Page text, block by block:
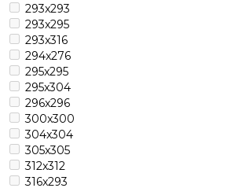
293x293
293x295
293x316
294x276
295x295
295x304
296x296
300x300
304x304
305x305
312x312
316x293